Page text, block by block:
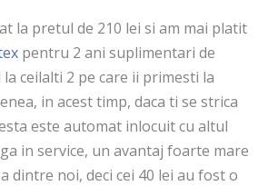
la pretul de 210 lei si am mai platit
pentru 2 ani suplimentari de
ceilalti 2 pe care ii primesti la
in acest timp, daca ti se strica
este automat inlocuit cu altul
in service, un avantaj foarte mare
dintre noi, deci cei 40 lei au fost o